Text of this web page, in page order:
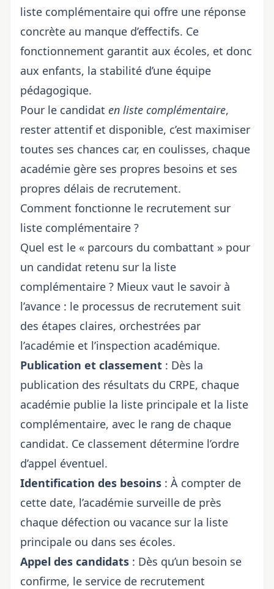
liste complémentaire qui offre une réponse
concrète au manque d’effectifs. Ce
fonctionnement garantit aux écoles, et donc
aux enfants, la stabilité d’une équipe
pédagogique.
Pour le candidat en liste complémentaire,
rester attentif et disponible, c’est maximiser
toutes ses chances car, en coulisses, chaque
académie gère ses propres besoins et ses
propres délais de recrutement.
Comment fonctionne le recrutement sur
liste complémentaire ?
Quel est le « parcours du combattant » pour
un candidat retenu sur la liste
complémentaire ? Mieux vaut le savoir à
l’avance : le processus de recrutement suit
des étapes claires, orchestrées par
l’académie et l’inspection académique.
Publication et classement : Dès la
publication des résultats du CRPE, chaque
académie publie la liste principale et la liste
complémentaire, avec le rang de chaque
candidat. Ce classement détermine l’ordre
d’appel éventuel.
Identification des besoins : À compter de
cette date, l’académie surveille de près
chaque défection ou vacance sur la liste
principale ou dans ses écoles.
Appel des candidats : Dès qu’un besoin se
confirme, le service de recrutement